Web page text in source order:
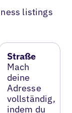
listings
Straße
Mach
deine
Adresse
vollständig,
indem du